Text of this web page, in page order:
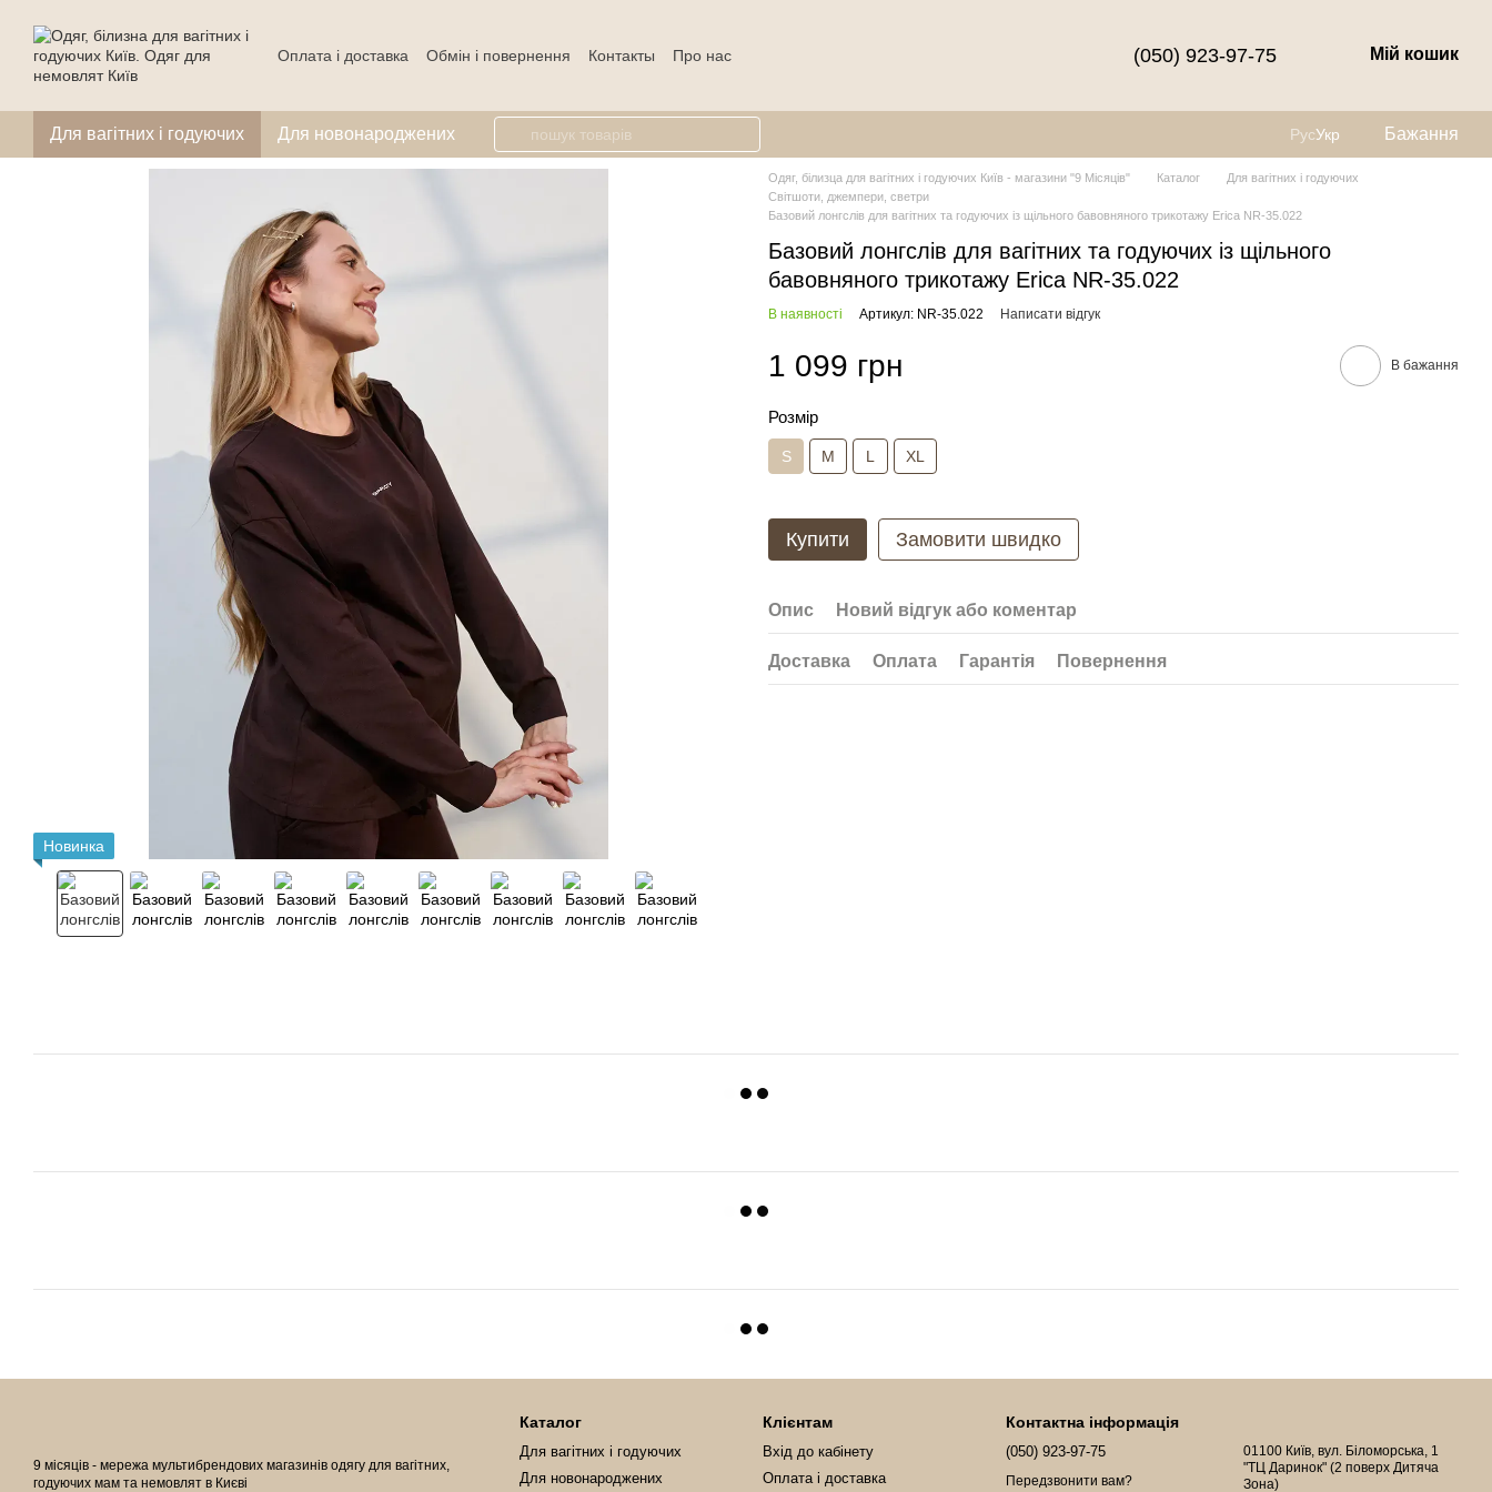
Оплата і доставка Обмін і повернення Контакты Про нас (050) 923-97-75 Мій кошик
Для вагітних і годуючих Для новонароджених РусУкр Бажання
Новинка
Одяг, білизца для вагітних і годуючих Київ - магазини "9 Місяців" Каталог
Для вагітних і годуючих
Світшоти, джемпери, светри
Базовий лонгслів для вагітних та годуючих із щільного бавовняного трикотажу Erica NR-35.022
Базовий лонгслів для вагітних та годуючих із щільного
бавовняного трикотажу Erica NR-35.022
В наявності Артикул: NR-35.022 Написати відгук
1 099 грн В бажання
Розмір
S M L XL
Купити Замовити швидко
Опис Новий відгук або коментар
Доставка Оплата Гарантія Повернення
9 місяців - мережа мультибрендових магазинів одягу для вагітних,
годуючих мам та немовлят в Києві
Каталог
Для вагітних і годуючих
Для новонароджених
Клієнтам
Вхід до кабінету
Оплата і доставка
Контактна інформація
(050) 923-97-75
Передзвонити вам?
01100 Київ, вул. Біломорська, 1
"ТЦ Даринок" (2 поверх Дитяча
Зона)